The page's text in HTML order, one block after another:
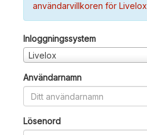
användarvillkoren för Livelox
Inloggningssystem
Livelox
Användarnamn
Lösenord